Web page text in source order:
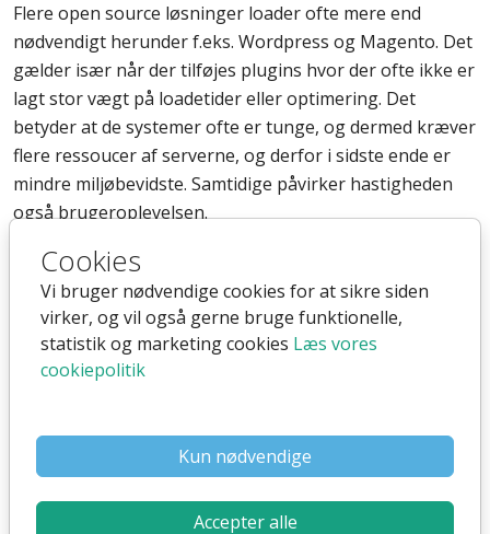
Cookies
Vi bruger nødvendige cookies for at sikre siden
virker, og vil også gerne bruge funktionelle,
statistik og marketing cookies Læs vores
cookiepolitik
Kun nødvendige
Accepter alle
Flere open source løsninger loader ofte mere end
nødvendigt herunder f.eks. Wordpress og Magento. Det
gælder især når der tilføjes plugins hvor der ofte ikke er
lagt stor vægt på loadetider eller optimering. Det
betyder at de systemer ofte er tunge, og dermed kræver
flere ressoucer af serverne, og derfor i sidste ende er
mindre miljøbevidste. Samtidige påvirker hastigheden
også brugeroplevelsen.
søgning på Wordpress slow, hvor der kommer intet
mindre en 77.700.000 resultater
Læs også om hvilke andre grunde der kan være til at
vælgealternativer til f.eks. Wordpress.
er optimeret og systemet løbende opdateres og følger